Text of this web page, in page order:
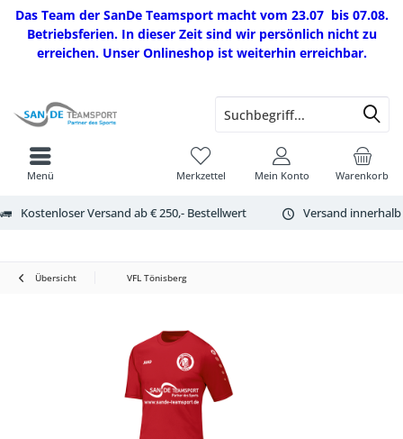
Das Team der SanDe Teamsport macht vom 23.07 bis 07.08.
Betriebsferien. In dieser Zeit sind wir persönlich nicht zu
erreichen. Unser Onlineshop ist weiterhin erreichbar.
Kostenloser Versand ab € 250,- Bestellwert Versand
Warenkorb
Merkzettel Mein Konto
Menü
Übersicht VFL Tönisberg